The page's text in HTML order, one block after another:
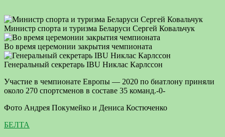
Министр спорта и туризма Беларуси Сергей Ковальчук
Во время церемонии закрытия чемпионата
Генеральный секретарь IBU Никлас Карлссон
Участие в чемпионате Европы — 2020 по биатлону приняли
около 270 спортсменов в составе 35 команд.-0-
Фото Андрея Покумейко и Дениса Костюченко
БЕЛТА